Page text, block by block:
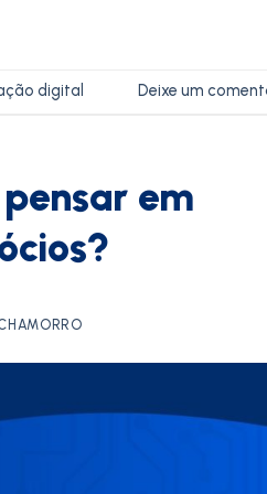
digital Deixe um
em